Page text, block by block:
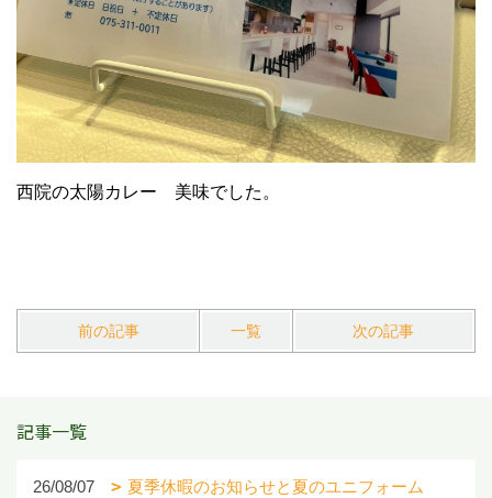
西院の太陽カレー 美味でした。
前の記事 一覧 次の記事
記事一覧
26/08/07 夏季休暇のお知らせと夏のユニフォーム